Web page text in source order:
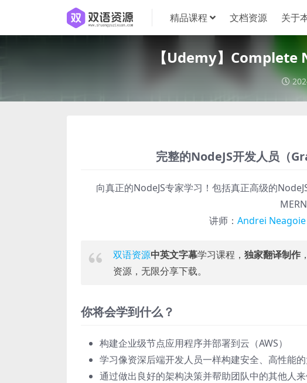
精品课程 文档资源 关于
【Udemy】
完整的NodeJS开发人员（
向真正的NodeJS专家学习！包括真正高级的
讲师： Andrei Neagoie
双语资源中英文字幕学习课程， 独家翻译制作
资源，无限分享下载。
你将会学到什么？
构建企业级节点应用程序并部署到云（AWS）
学习像资深后端开发人员一样构建安全、高性能
通过做出良好的架构决策并帮助团队中的其他人来